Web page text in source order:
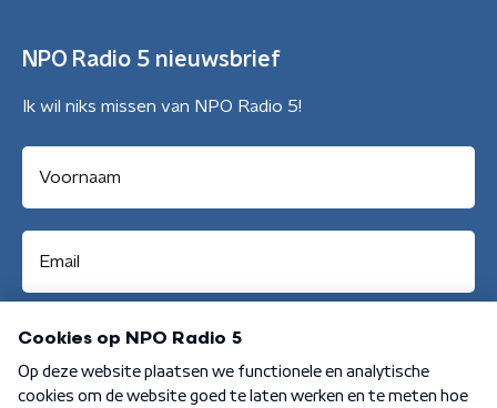
NPO Radio 5 nieuwsbrief
Ik wil niks missen van NPO Radio 5!
Aanmelden